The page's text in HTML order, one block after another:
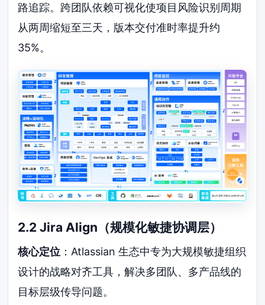
路追踪。跨团队依赖可视化使项目风险识别周期
从两周缩短至三天，版本交付准时率提升约
35%。
2.2 Jira Align（规模化敏捷协调层）
核心定位 ：Atlassian 生态中专为大规模敏捷组织
设计的战略对齐工具，解决多团队、多产品线的
目标层级传导问题。